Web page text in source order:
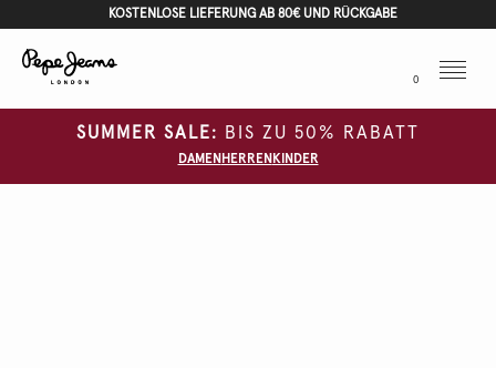
KOSTENLOSE LIEFERUNG AB 80€ UND RÜCKGABE
0
Menu
SUMMER SALE: BIS ZU 50% RABATT
DAMEN HERREN KINDER